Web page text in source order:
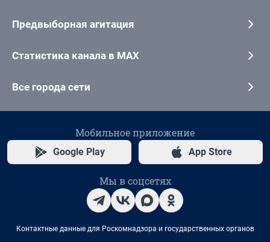
Предвыборная агитация
Статистика канала в MAX
Все города сети
Мобильное приложение
Google Play App Store
Мы в соцсетях
Контактные данные для Роскомнадзора и государственных органов